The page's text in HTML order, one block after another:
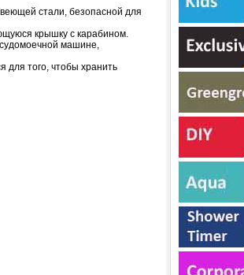
стали, безопасной для
крышку с карабином.
машине,
для того, чтобы хранить